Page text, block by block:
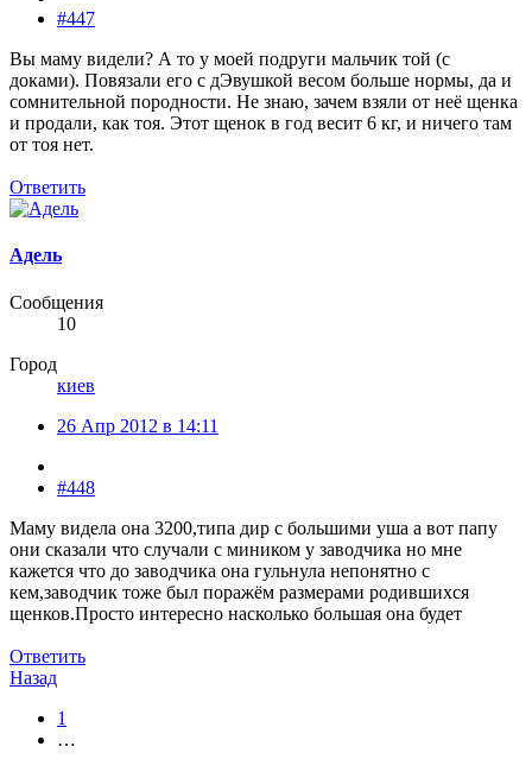
#447
Вы маму видели? А то у моей подруги мальчик той (с
доками). Повязали его с дЭвушкой весом больше нормы, да и
сомнительной породности. Не знаю, зачем взяли от неё щенка
и продали, как тоя. Этот щенок в год весит 6 кг, и ничего там
от тоя нет.
Ответить
Адель
Сообщения
10
Город
киев
26 Апр 2012 в 14:11
#448
Маму видела она 3200,типа дир с большими уша а вот папу
они сказали что случали с миником у заводчика но мне
кажется что до заводчика она гульнула непонятно с
кем,заводчик тоже был поражём размерами родившихся
щенков.Просто интересно насколько большая она будет
Ответить
Назад
1
…